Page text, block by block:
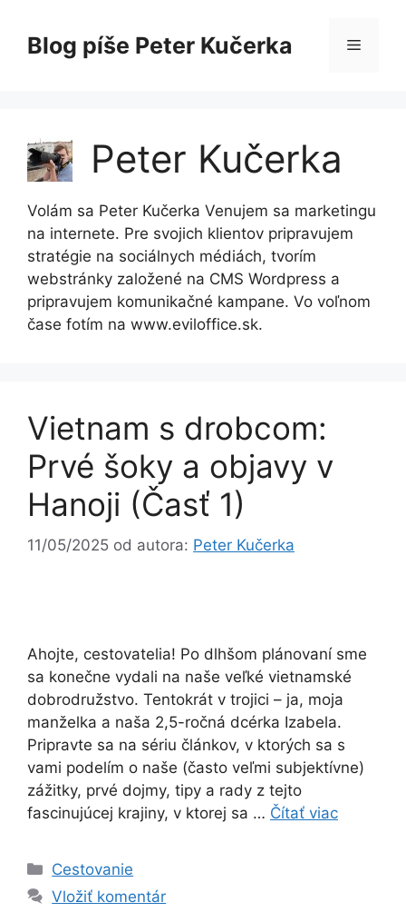
obsahBlog píše Peter Kučerka Menu
Peter Kučerka
Volám sa Peter Kučerka Venujem sa marketingu
na internete. Pre svojich klientov pripravujem
stratégie na sociálnych médiách, tvorím
webstránky založené na CMS Wordpress a
pripravujem komunikačné kampane. Vo voľnom
čase fotím na www.eviloffice.sk.
Vietnam s drobcom:
Prvé šoky a objavy v
Hanoji (Časť 1)
11/05/2025 od autora: Peter Kučerka
Ahojte, cestovatelia! Po dlhšom plánovaní sme
sa konečne vydali na naše veľké vietnamské
dobrodružstvo. Tentokrát v trojici – ja, moja
manželka a naša 2,5-ročná dcérka Izabela.
Pripravte sa na sériu článkov, v ktorých sa s
vami podelím o naše (často veľmi subjektívne)
zážitky, prvé dojmy, tipy a rady z tejto
fascinujúcej krajiny, v ktorej sa … Čítať viac
Kategórie
Cestovanie
Vložiť komentár